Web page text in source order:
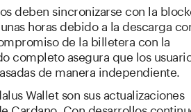
deben sincronizarse con la
horas debido a la descarga
de la billetera con la
completo asegura que los
de manera independiente.
Wallet son sus actualizaciones